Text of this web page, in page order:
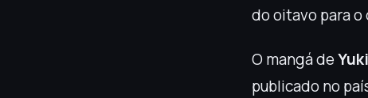
do oitavo para o
O mangá de
publicado no